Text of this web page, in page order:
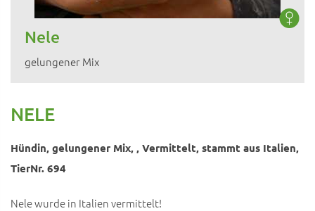
Nele
gelungener Mix
NELE
Hündin, gelungener Mix, , Vermittelt, stammt aus Italien,
TierNr. 694
Nele wurde in Italien vermittelt!